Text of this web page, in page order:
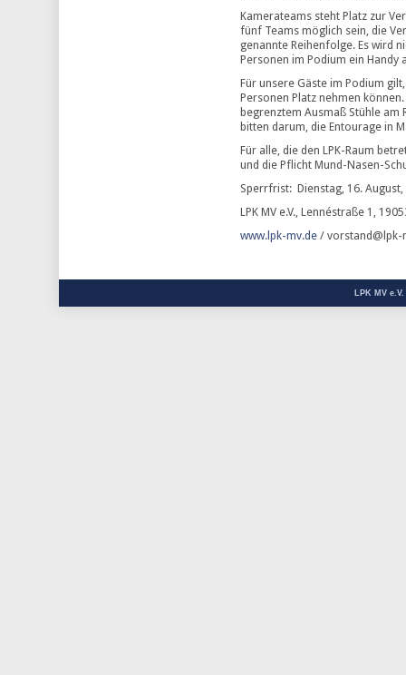
Kamerateams steht Platz zur
fünf Teams möglich sein, die
genannte Reihenfolge. Es wird
Personen im Podium ein Handy
Für unsere Gäste im Podium
Personen Platz nehmen
begrenztem Ausmaß Stühle am
bitten darum, die Entourage in
Für alle, die den LPK-Raum
und die Pflicht Mund-Nasen-
Sperrfrist: Dienstag, 16. August,
LPK MV e.V., Lennéstraße 1,
www.lpk-mv.de / vorstand@lpk-
LPK MV e.V.